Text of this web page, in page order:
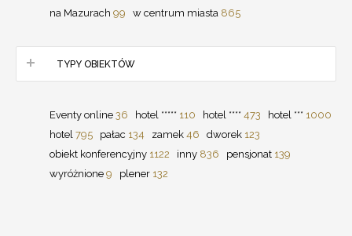
na Mazurach 99 w centrum miasta 865
TYPY OBIEKTÓW
Eventy online 36 hotel ***** 110 hotel **** 473 hotel *** 1000
hotel 795 pałac 134 zamek 46 dworek 123
obiekt konferencyjny 1122 inny 836 pensjonat 139
wyróżnione 9 plener 132